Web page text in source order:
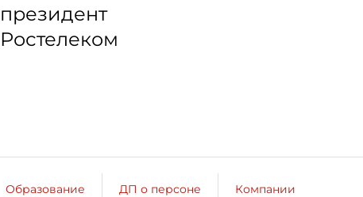
президент
Ростелеком
Образование ДП о персоне Компании